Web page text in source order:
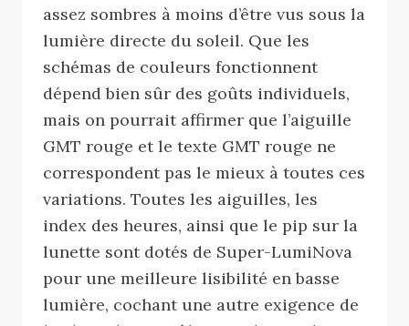
assez sombres à moins d’être vus sous la
lumière directe du soleil. Que les
schémas de couleurs fonctionnent
dépend bien sûr des goûts individuels,
mais on pourrait affirmer que l’aiguille
GMT rouge et le texte GMT rouge ne
correspondent pas le mieux à toutes ces
variations. Toutes les aiguilles, les
index des heures, ainsi que le pip sur la
lunette sont dotés de Super-LumiNova
pour une meilleure lisibilité en basse
lumière, cochant une autre exigence de